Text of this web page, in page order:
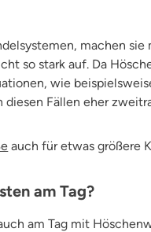
machen sie
so stark auf. Da
wie
Fällen eher
auch für etwas größere
am Tag?
am Tag mit